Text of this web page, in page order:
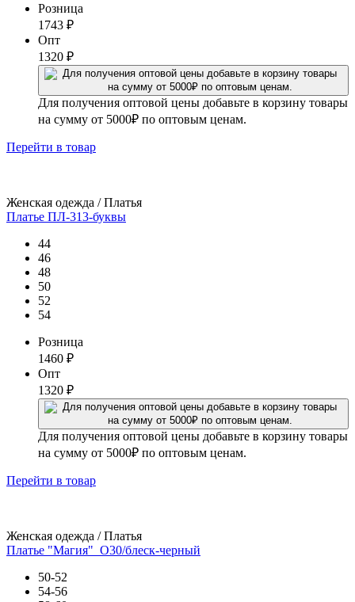
Розница
1743 ₽
Опт
1320 ₽
Для получения оптовой цены добавьте в корзину товары
на сумму от 5000₽ по оптовым ценам.
Перейти в товар
Женская одежда / Платья
Платье ПЛ-313-буквы
44
46
48
50
52
54
Розница
1460 ₽
Опт
1320 ₽
Для получения оптовой цены добавьте в корзину товары
на сумму от 5000₽ по оптовым ценам.
Перейти в товар
Женская одежда / Платья
Платье "Магия"_О30/блеск-черный
50-52
54-56